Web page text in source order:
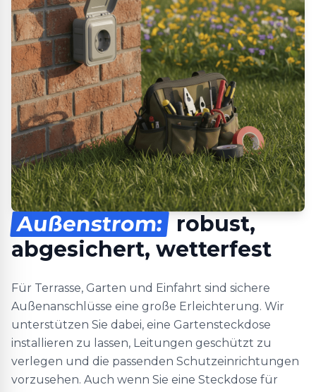
Außenstrom: robust,
abgesichert, wetterfest
Für Terrasse, Garten und Einfahrt sind sichere
Außenanschlüsse eine große Erleichterung. Wir
unterstützen Sie dabei, eine Gartensteckdose
installieren zu lassen, Leitungen geschützt zu
verlegen und die passenden Schutzeinrichtungen
vorzusehen. Auch wenn Sie eine Steckdose für